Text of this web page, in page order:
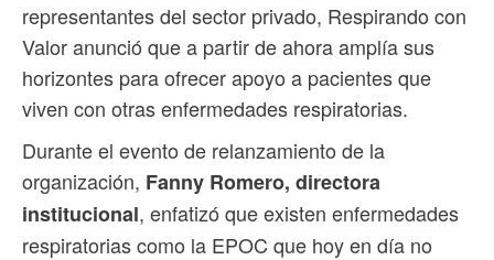
representantes del sector privado, Respirando con
Valor anunció que a partir de ahora amplía sus
horizontes para ofrecer apoyo a pacientes que
viven con otras enfermedades respiratorias.
Durante el evento de relanzamiento de la
organización, Fanny Romero, directora
institucional, enfatizó que existen enfermedades
respiratorias como la EPOC que hoy en día no